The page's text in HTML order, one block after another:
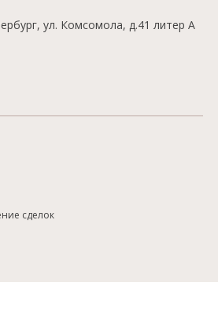
ул. Комсомола, д.41 литер А
сделок